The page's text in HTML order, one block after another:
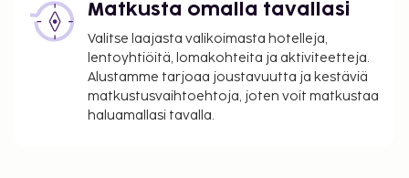
Matkusta omalla tavallasi
Valitse laajasta valikoimasta hotelleja,
lentoyhtiöitä, lomakohteita ja aktiviteetteja.
Alustamme tarjoaa joustavuutta ja kestäviä
matkustusvaihtoehtoja, joten voit matkustaa
haluamallasi tavalla.